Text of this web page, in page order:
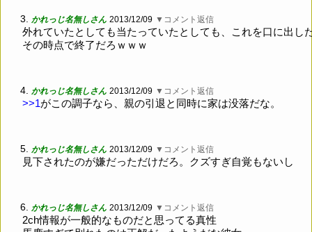
3. かれっじ名無しさん 2013/12/09 ▼コメント返信
外れていたとしても当たっていたとしても、これを口に出し
その時点で終了だろｗｗｗ
4. かれっじ名無しさん 2013/12/09 ▼コメント返信
>>1がこの調子なら、親の引退と同時に家は没落だな。
5. かれっじ名無しさん 2013/12/09 ▼コメント返信
見下されたのが嫌だっただけだろ。クズすぎ自覚もないし
6. かれっじ名無しさん 2013/12/09 ▼コメント返信
2ch情報が一般的なものだと思ってる真性